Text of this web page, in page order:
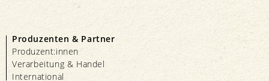
Produzenten & Partner
Produzent:innen
Verarbeitung & Handel
International